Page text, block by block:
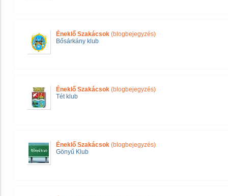
Éneklő Szakácsok (blogbejegyzés)
Bősárkány klub
Éneklő Szakácsok (blogbejegyzés)
Tét klub
Éneklő Szakácsok (blogbejegyzés)
Gönyű Klub